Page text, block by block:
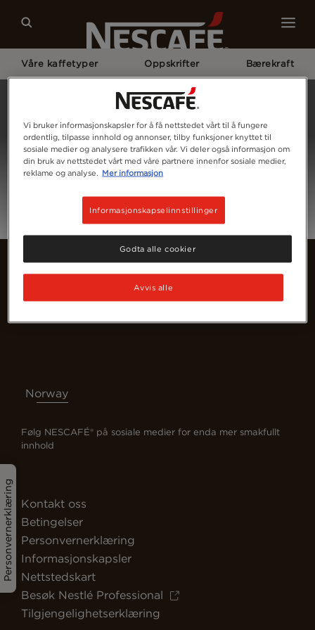
Våre kaffetyper Oppskrifter Bærekraft
Logg Inn
Personvernerklæring
Norway
Følg NESCAFÉ® på sosiale medier for enda mer smakfullt
innhold
Kontakt oss
Betingelser
Personvernerklæring
Informasjonskapsler
Nettstedskart
Besøk Nestlé Professional
Tilgjengelighetserklæring
Vi bruker informasjonskapsler for å få nettstedet vårt til å fungere
ordentlig, tilpasse innhold og annonser, tilby funksjoner knyttet til
sosiale medier og analysere trafikken vår. Vi deler også informasjon om
din bruk av nettstedet vårt med våre partnere innenfor sosiale medier,
reklame og analyse. Mer informasjon
Informasjonskapselinnstillinger
Avvis alle
Godta alle cookier